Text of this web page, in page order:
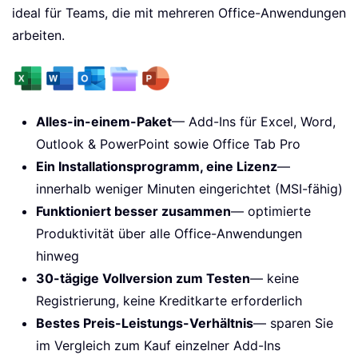
ideal für Teams, die mit mehreren Office-Anwendungen
arbeiten.
Alles-in-einem-Paket— Add-Ins für Excel, Word,
Outlook & PowerPoint sowie Office Tab Pro
Ein Installationsprogramm, eine Lizenz—
innerhalb weniger Minuten eingerichtet (MSI-fähig)
Funktioniert besser zusammen— optimierte
Produktivität über alle Office-Anwendungen
hinweg
30-tägige Vollversion zum Testen— keine
Registrierung, keine Kreditkarte erforderlich
Bestes Preis-Leistungs-Verhältnis— sparen Sie
im Vergleich zum Kauf einzelner Add-Ins